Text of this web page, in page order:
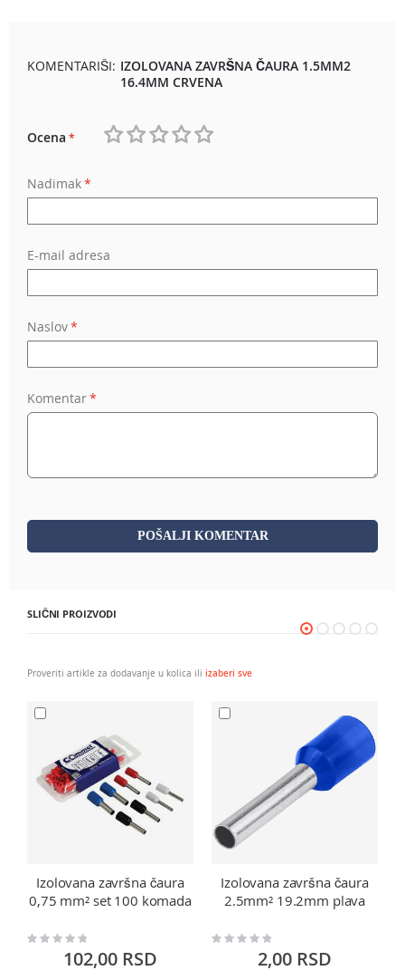
KOMENTARIŠI: IZOLOVANA ZAVRŠNA ČAURA 1.5MM2
16.4MM CRVENA
Ocena
Nadimak
E-mail adresa
Naslov
Komentar
POŠALJI KOMENTAR
SLIČNI PROIZVODI
Proveriti artikle za dodavanje u kolica ili izaberi sve
Izolovana završna čaura
0,75 mm² set 100 komada
Rating:
102,00 RSD
Izolovana završna čaura
2.5mm² 19.2mm plava
Rating:
2,00 RSD